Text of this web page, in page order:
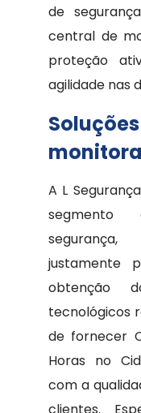
de
central de
proteção
agilidade nas
A L
segmento
justamente
obtenção
tecnológicos
de fornecer
Horas no
com a
clientes.